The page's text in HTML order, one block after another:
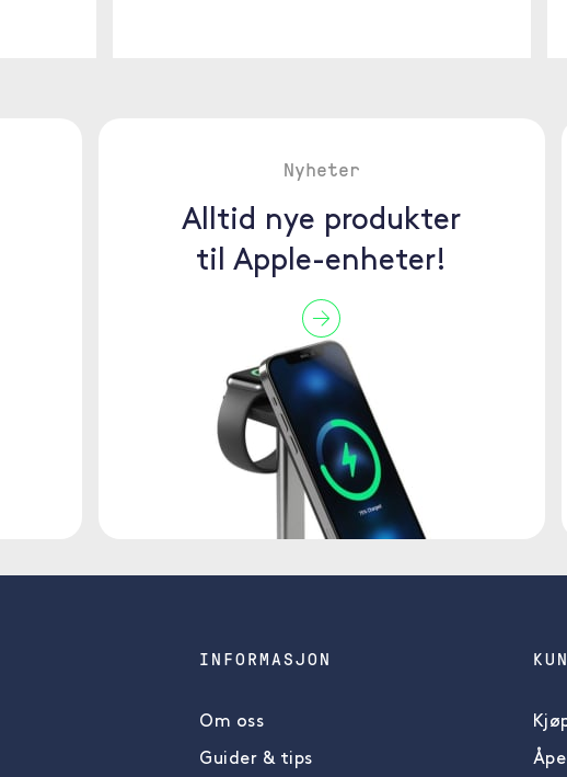
Nyheter
Alltid nye produkter
til Apple-enheter!
INFORMASJON
Om oss
Guider & tips